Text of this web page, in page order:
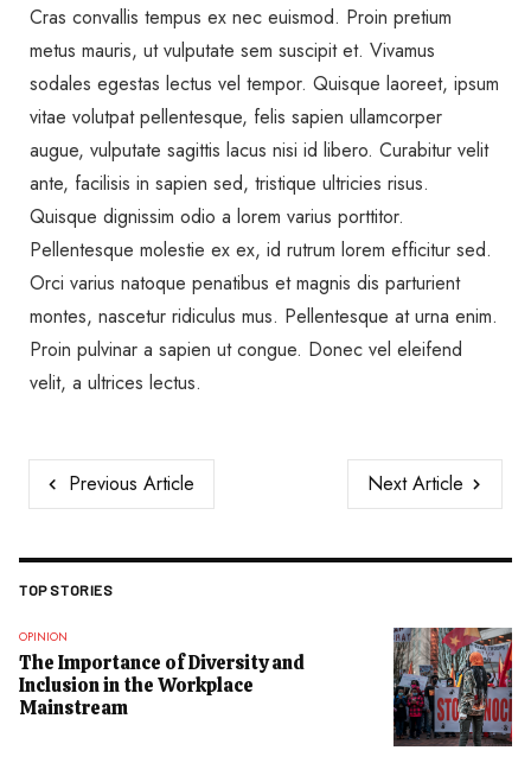
Cras convallis tempus ex nec euismod. Proin pretium
metus mauris, ut vulputate sem suscipit et. Vivamus
sodales egestas lectus vel tempor. Quisque laoreet, ipsum
vitae volutpat pellentesque, felis sapien ullamcorper
augue, vulputate sagittis lacus nisi id libero. Curabitur velit
ante, facilisis in sapien sed, tristique ultricies risus.
Quisque dignissim odio a lorem varius porttitor.
Pellentesque molestie ex ex, id rutrum lorem efficitur sed.
Orci varius natoque penatibus et magnis dis parturient
montes, nascetur ridiculus mus. Pellentesque at urna enim.
Proin pulvinar a sapien ut congue. Donec vel eleifend
velit, a ultrices lectus.
Previous Article Next Article
TOP STORIES
OPINION
The Importance of Diversity and
Inclusion in the Workplace
Mainstream